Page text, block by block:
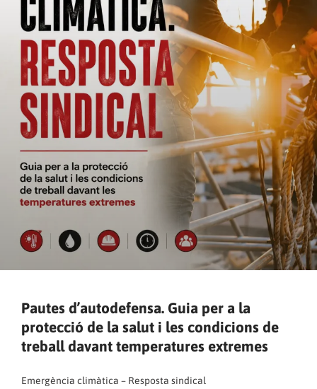
Pautes d’autodefensa. Guia per a la
protecció de la salut i les condicions de
treball davant temperatures extremes
Emergència climàtica – Resposta sindical